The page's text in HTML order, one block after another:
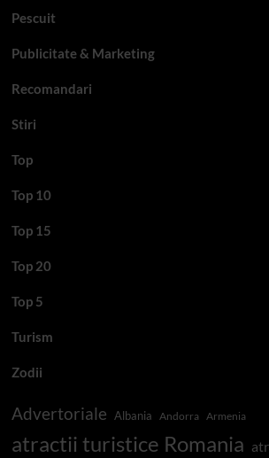
Pescuit
Publicitate & Marketing
Recomandari
Stiri
Top
Top 10
Top 15
Top 20
Top 5
Turism
Zodii
Advertoriale Albania Andorra Armenia
atractii turistice Romania